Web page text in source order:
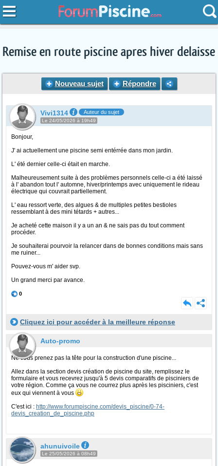
Remise en route piscine apres hiver delaisse
Nouveau sujet Répondre
Vivi1314 Auteur du sujet
Le 24/05/2026 à 19h49
Bonjour,
J' ai actuellement une piscine semi entérrée dans mon jardin.
L' été dernier celle-ci était en marche.
Malheureusement suite à des problèmes personnels celle-ci a été laissé
à l' abandon tout l' automne, hiver/printemps avec uniquement le rideau
électrique qui couvrait partiellement.
L' eau ressort verte, des algues & de multiples petites bestioles
ressemblant à des mini tétards + autres...
Je acheté cette maison il y a un an & ne sais pas du tout comment
procéder.
Je souhaiterai pourvoir la relancer dans de bonnes conditions mais sans
me ruiner...
Pouvez-vous m' aider svp.
Un grand merci par avance.
0
Cliquez ici pour accéder à la meilleure réponse
Auto-promo
Ne vous prenez pas la tête pour la construction d'une piscine...
Allez dans la section devis création de piscine du site, remplissez le
formulaire et vous recevrez jusqu'à 5 devis comparatifs de pisciniers de
votre région. Comme ça vous ne courrez plus après les pisciniers, c'est
eux qui viennent à vous
C'est ici : http://www.forumpiscine.com/devis_piscine/0-74-
devis_creation_de_piscine.php
ahunuivoile
Le 25/05/2026 à 08h49